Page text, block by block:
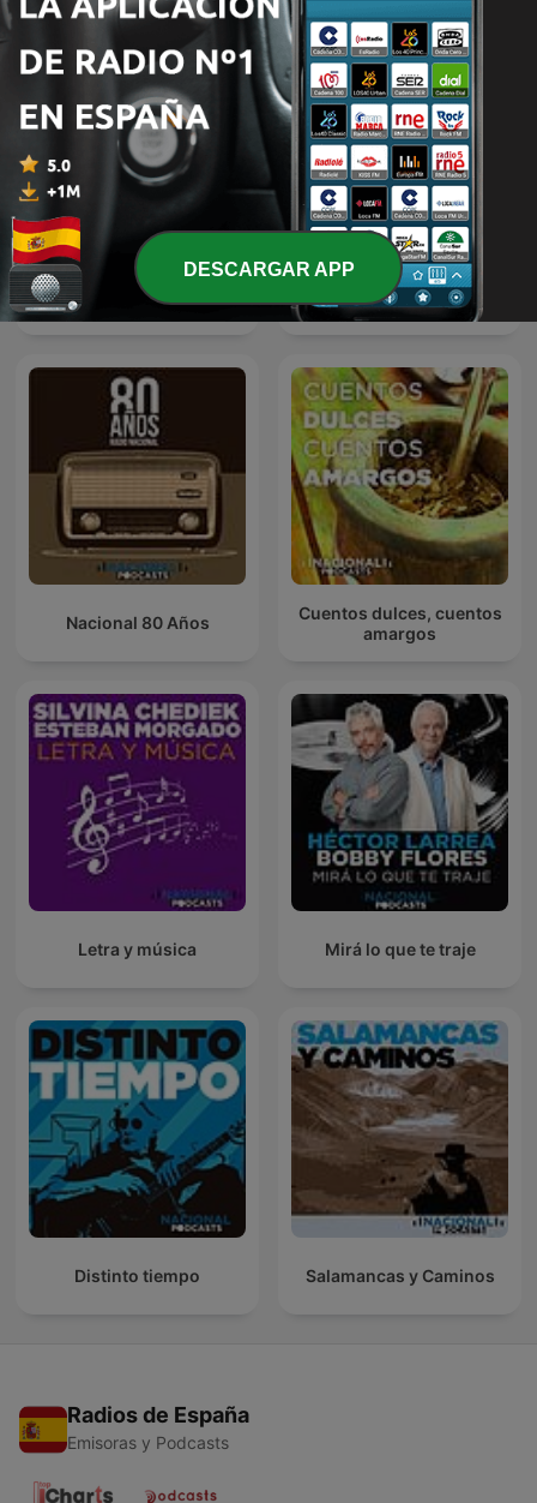
Los conciertos de la 96.7 Tenemos que hablar
Nacional 80 Años
Cuentos dulces, cuentos
amargos
Letra y música Mirá lo que te traje
Distinto tiempo Salamancas y Caminos
Radios de España
Emisoras y Podcasts
DESCARGAR APP